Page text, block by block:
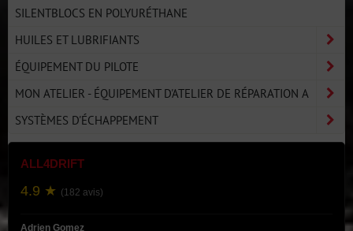
SILENTBLOCS EN POLYURÉTHANE
HUILES ET LUBRIFIANTS
ÉQUIPEMENT DU PILOTE
MON ATELIER - ÉQUIPEMENT D'ATELIER DE RÉPARATION A
SYSTÈMES D'ÉCHAPPEMENT
ALL4DRIFT
4.9 ★ (182 avis)
Adrien Gomez